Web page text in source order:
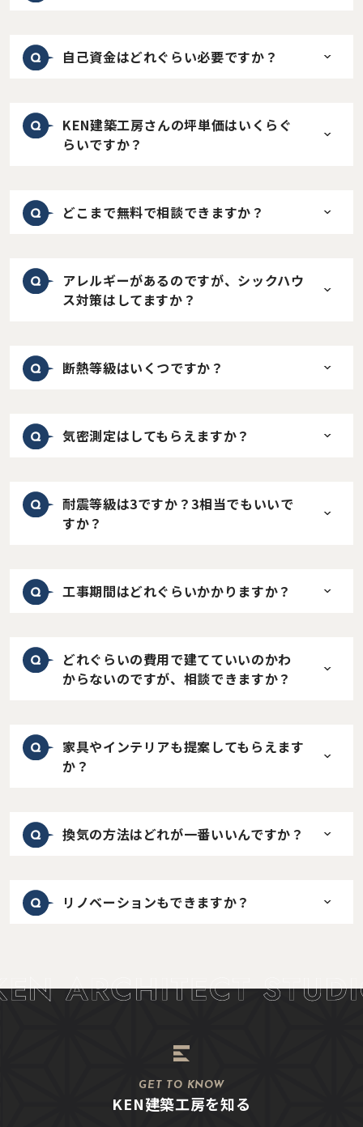
自己資金はどれぐらい必要ですか？
KEN建築工房さんの坪単価はいくらぐ
らいですか？
どこまで無料で相談できますか？
アレルギーがあるのですが、シックハウ
ス対策はしてますか？
断熱等級はいくつですか？
気密測定はしてもらえますか？
耐震等級は3ですか？3相当でもいいで
すか？
工事期間はどれぐらいかかりますか？
どれぐらいの費用で建てていいのかわ
からないのですが、相談できますか？
家具やインテリアも提案してもらえます
か？
換気の方法はどれが一番いいんですか？
リノベーションもできますか？
GET TO KNOW
KEN建築工房を知る